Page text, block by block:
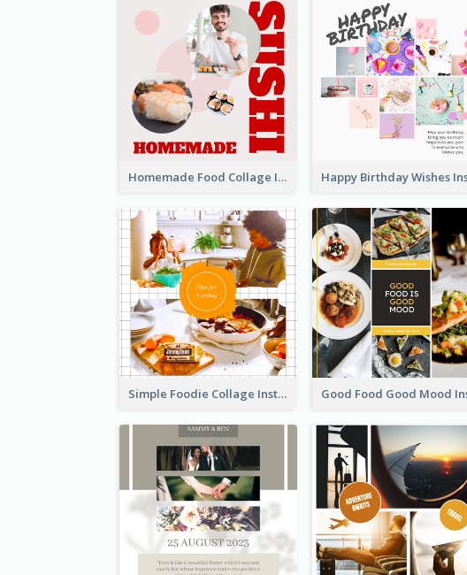
Homemade Food Collage Instagram Post
Simple Foodie Collage Instagram Post